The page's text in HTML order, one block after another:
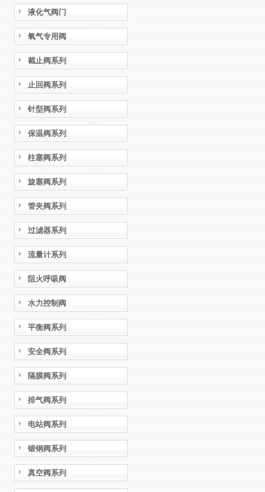
液化气阀门
氧气专用阀
截止阀系列
止回阀系列
针型阀系列
保温阀系列
柱塞阀系列
旋塞阀系列
管夹阀系列
过滤器系列
流量计系列
阻火呼吸阀
水力控制阀
平衡阀系列
安全阀系列
隔膜阀系列
排气阀系列
电站阀系列
锻钢阀系列
真空阀系列